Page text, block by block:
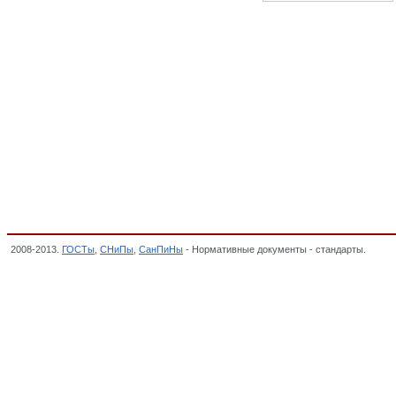
2008-2013. ГОСТы СНиПы СанПиНы - Нормативные документы - стандарты.